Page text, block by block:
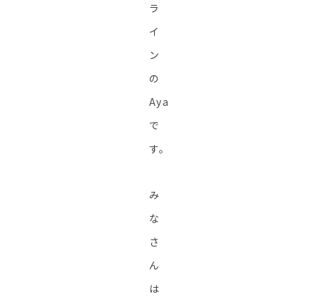
ラ
イ
ン
の
Aya
で
す。
み
な
さ
ん
は